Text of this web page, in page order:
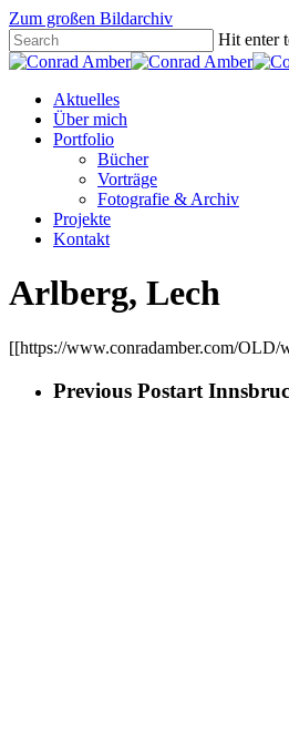
Zum großen Bildarchiv
Hit enter
Aktuelles
Über mich
Portfolio
Bücher
Vorträge
Fotografie & Archiv
Projekte
Kontakt
Arlberg, Lech
[[https://www.conradamber.com/OLD/
Previous Postart